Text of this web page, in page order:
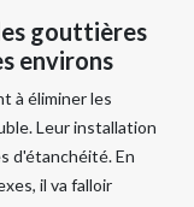
gouttières
environs
à éliminer les
Leur installation
d'étanchéité. En
il va falloir